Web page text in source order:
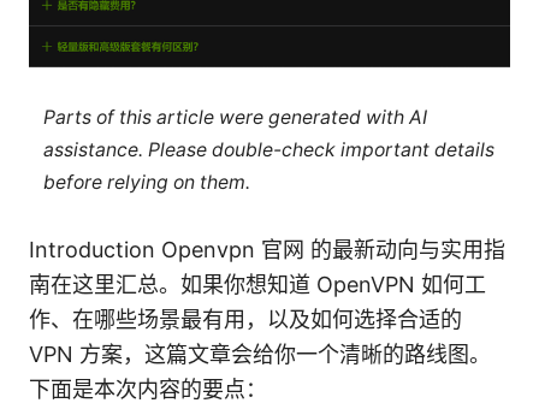
Parts of this article were generated with AI
assistance. Please double-check important details
before relying on them.
Introduction Openvpn 官网 的最新动向与实用指
南在这里汇总。如果你想知道 OpenVPN 如何工
作、在哪些场景最有用，以及如何选择合适的
VPN 方案，这篇文章会给你一个清晰的路线图。
下面是本次内容的要点：